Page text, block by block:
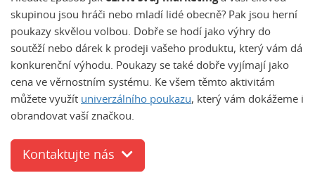
skupinou jsou hráči nebo mladí lidé obecně? Pak jsou herní
poukazy skvělou volbou. Dobře se hodí jako výhry do
soutěží nebo dárek k prodeji vašeho produktu, který vám dá
konkurenční výhodu. Poukazy se také dobře vyjímají jako
cena ve věrnostním systému. Ke všem těmto aktivitám
můžete využít univerzálního poukazu, který vám dokážeme i
obrandovat vaší značkou.
Kontaktujte nás